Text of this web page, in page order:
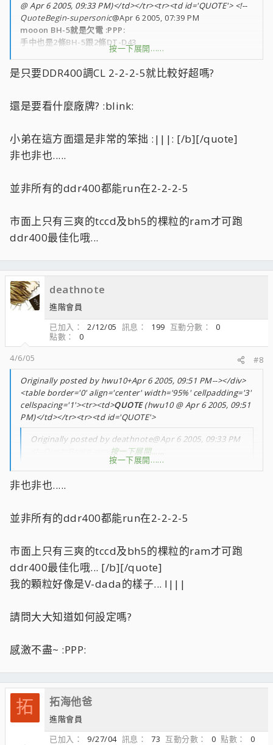
@ Apr 6 2005, 09:33 PM)</td></tr><tr><td id='QUOTE'> <!--
QuoteBegin-supersonic@Apr 6 2005, 07:39 PM
mooon BH-5就是欠電 :PPP:
手中也是2條BH-5跟2條DT-D43
現在換BH-5上陣2.9V DDR446 CL2-2-2-5 :MMM:
按一下展開……
是只要DDR400調CL 2-2-2-5就比較好超嗎?
還是要看什麼廠牌? :blink:
小弟在這方面還是非常的笨拙 :|||: [/b][/quote]
非也非也.....
並非所有的ddr400都能run在2-2-2-5
市面上只有三爽的tccd及bh5的棵粒的ram才可跑
ddr400最佳化哦...
deathnote
進階會員
已加入
2/12/05 訊息 199 互動分數
0
點數
0
4/6/05
#8
Originally posted by hwu10+Apr 6 2005, 09:51 PM--></div>
<table border='0' align='center' width='95%' cellpadding='3'
cellspacing='1'><tr><td>QUOTE(hwu10 @ Apr 6 2005, 09:51
PM)</td></tr><tr><td id='QUOTE'>
Originally posted by deathnote@Apr 6 2005, 09:33 PM
<!--QuoteBegin-supersonic
按一下展開……
@Apr 6 2005, 07:39 PM
mooon BH-5就是欠電 :PPP:
現在換BH-5上陣2.9V DDR446 CL2-2-2-5 :MMM:
按一下展開……
是只要DDR400調CL 2-2-2-5就比較好超嗎?
還是要看什麼廠牌? :blink:
按一下展開……
非也非也.....
並非所有的ddr400都能run在2-2-2-5
市面上只有三爽的tccd及bh5的棵粒的ram才可跑
ddr400最佳化哦... [/b][/quote]
我的顆粒好像是V-dada的樣子... l|||
請問大大知道如何設定嗎?
感激不盡~ :PPP:
拓 拓海他爸
進階會員
已加入
9/27/04 訊息 73 互動分數 0 點數
0